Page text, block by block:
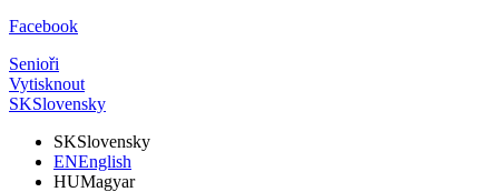
Facebook
Senioři
Vytisknout
SKSlovensky
SKSlovensky
ENEnglish
HUMagyar